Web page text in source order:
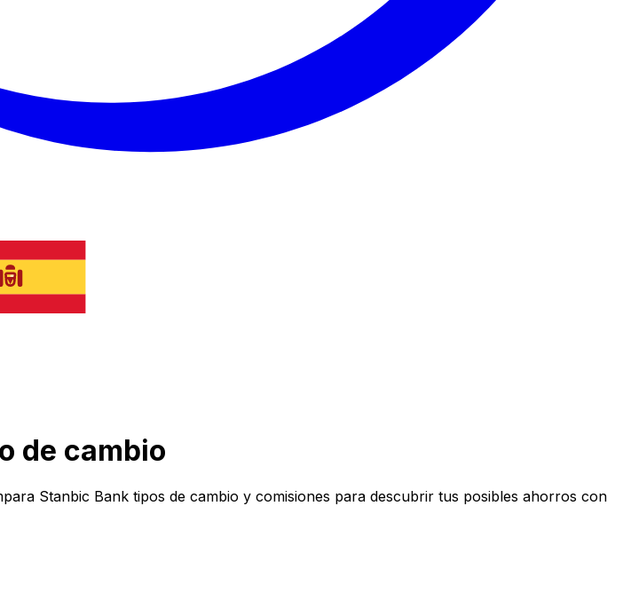
de cambio
Stanbic Bank tipos de cambio y comisiones para descubrir tus posibles ahorros con